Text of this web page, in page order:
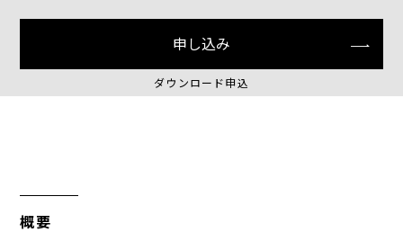
申し込み
ダウンロード申込
概要